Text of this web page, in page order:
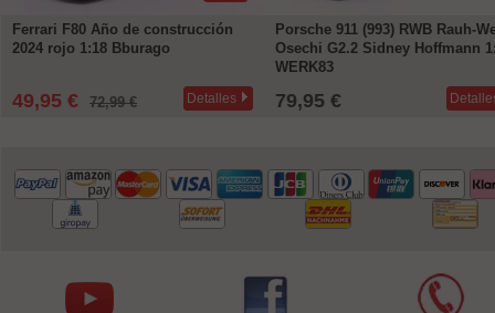
Ferrari F80 Año de construcción
2024 rojo 1:18 Bburago
49,95 € 72,99 € Detalles
Porsche 911 (993) RWB Rauh-
Osechi G2.2 Sidney Hoffmann
WERK83
79,95 €